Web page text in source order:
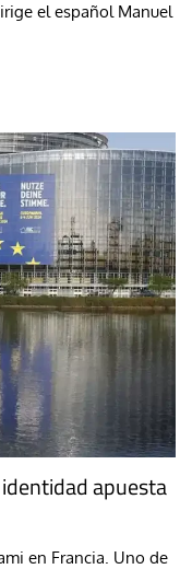
el español Manuel
apuesta
en Francia. Uno de